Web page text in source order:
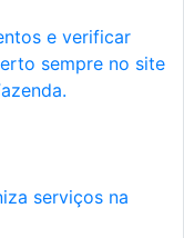
e verificar
sempre no site
serviços na